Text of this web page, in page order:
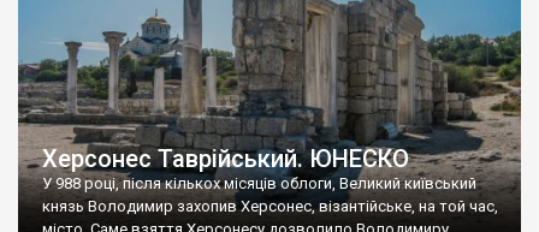
Херсонес Таврійський. ЮНЕСКО
У 988 році, після кількох місяців облоги, Великий київський
князь Володимир захопив Херсонес, візантійське, на той час,